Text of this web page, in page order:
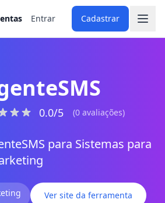
Entrar Cadastrar
0.0/5 (0 avaliações)
para Sistemas para
Ver site da ferramenta